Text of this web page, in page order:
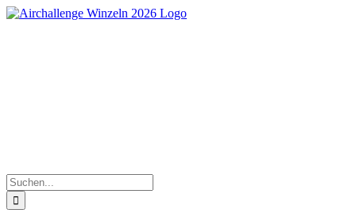
Zum
Suche
nach: